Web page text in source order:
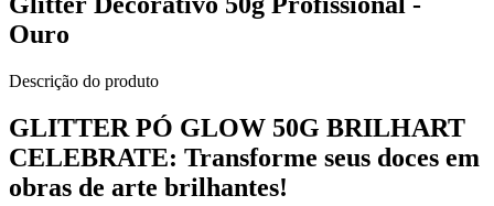
Ouro
Descrição do produto
GLITTER PÓ GLOW 50G BRILHART
CELEBRATE: Transforme seus doces em
obras de arte brilhantes!